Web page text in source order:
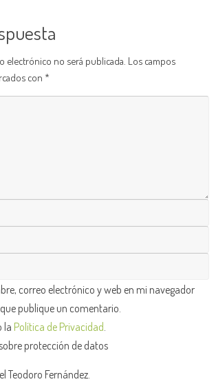
electrónico no será publicada. Los campos
con *
correo electrónico y web en mi navegador
publique un comentario.
la Política de Privacidad
protección de datos
Teodoro Fernández.